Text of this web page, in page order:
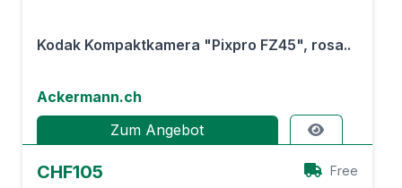
Kodak Kompaktkamera "Pixpro FZ45", rosa..
Ackermann.ch
Zum Angebot
CHF105 Free